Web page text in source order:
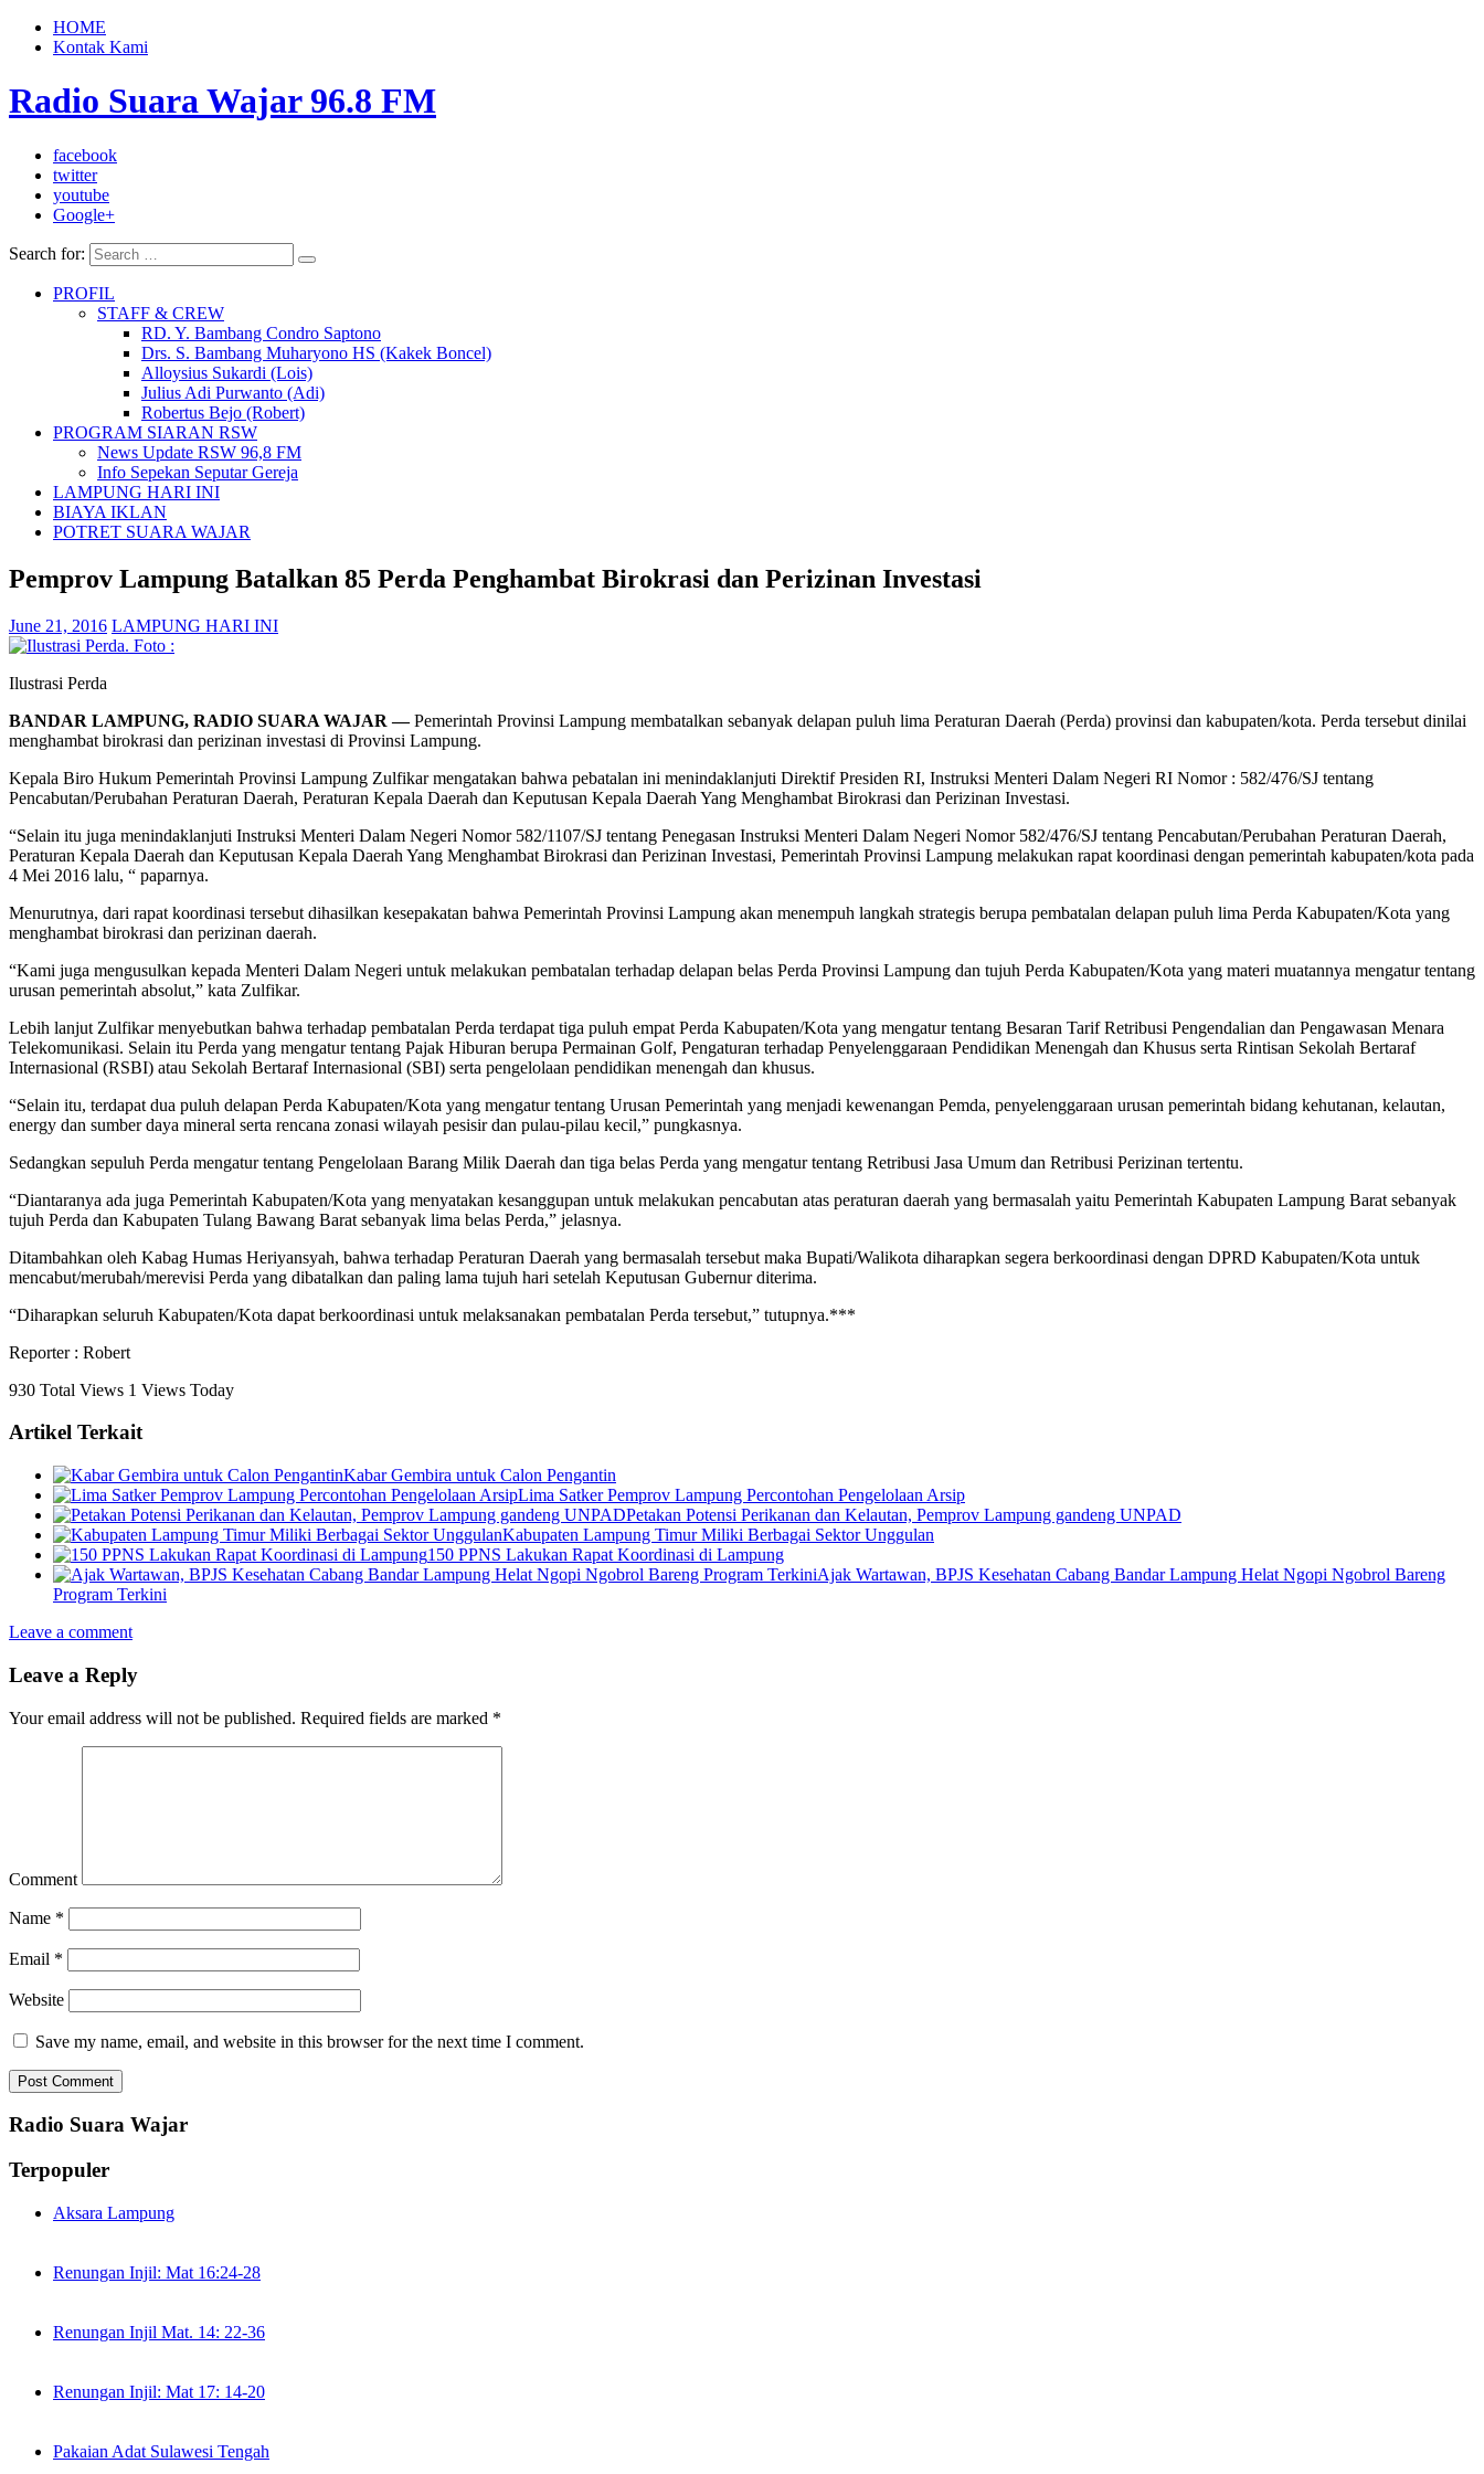
HOME
Kontak Kami
Radio Suara Wajar 96.8 FM
facebook
twitter
youtube
Google+
Search for:
PROFIL
STAFF & CREW
RD. Y. Bambang Condro Saptono
Drs. S. Bambang Muharyono HS (Kakek Boncel)
Alloysius Sukardi (Lois)
Julius Adi Purwanto (Adi)
Robertus Bejo (Robert)
PROGRAM SIARAN RSW
News Update RSW 96,8 FM
Info Sepekan Seputar Gereja
LAMPUNG HARI INI
BIAYA IKLAN
POTRET SUARA WAJAR
Pemprov Lampung Batalkan 85 Perda Penghambat Birokrasi dan Perizinan Investasi
June 21, 2016 LAMPUNG HARI INI
Ilustrasi Perda
BANDAR LAMPUNG, RADIO SUARA WAJAR —Pemerintah Provinsi Lampung membatalkan sebanyak delapan puluh lima Peraturan Daerah (Perda) provinsi dan kabupaten/kota. Perda tersebut dinilai
menghambat birokrasi dan perizinan investasi di Provinsi Lampung.
Kepala Biro Hukum Pemerintah Provinsi Lampung Zulfikar mengatakan bahwa pebatalan ini menindaklanjuti Direktif Presiden RI, Instruksi Menteri Dalam Negeri RI Nomor : 582/476/SJ tentang
Pencabutan/Perubahan Peraturan Daerah, Peraturan Kepala Daerah dan Keputusan Kepala Daerah Yang Menghambat Birokrasi dan Perizinan Investasi.
“Selain itu juga menindaklanjuti Instruksi Menteri Dalam Negeri Nomor 582/1107/SJ tentang Penegasan Instruksi Menteri Dalam Negeri Nomor 582/476/SJ tentang Pencabutan/Perubahan Peraturan Daerah,
Peraturan Kepala Daerah dan Keputusan Kepala Daerah Yang Menghambat Birokrasi dan Perizinan Investasi, Pemerintah Provinsi Lampung melakukan rapat koordinasi dengan pemerintah kabupaten/kota pada
4 Mei 2016 lalu, “ paparnya.
Menurutnya, dari rapat koordinasi tersebut dihasilkan kesepakatan bahwa Pemerintah Provinsi Lampung akan menempuh langkah strategis berupa pembatalan delapan puluh lima Perda Kabupaten/Kota yang
menghambat birokrasi dan perizinan daerah.
“Kami juga mengusulkan kepada Menteri Dalam Negeri untuk melakukan pembatalan terhadap delapan belas Perda Provinsi Lampung dan tujuh Perda Kabupaten/Kota yang materi muatannya mengatur tentang
urusan pemerintah absolut,” kata Zulfikar.
Lebih lanjut Zulfikar menyebutkan bahwa terhadap pembatalan Perda terdapat tiga puluh empat Perda Kabupaten/Kota yang mengatur tentang Besaran Tarif Retribusi Pengendalian dan Pengawasan Menara
Telekomunikasi. Selain itu Perda yang mengatur tentang Pajak Hiburan berupa Permainan Golf, Pengaturan terhadap Penyelenggaraan Pendidikan Menengah dan Khusus serta Rintisan Sekolah Bertaraf
Internasional (RSBI) atau Sekolah Bertaraf Internasional (SBI) serta pengelolaan pendidikan menengah dan khusus.
“Selain itu, terdapat dua puluh delapan Perda Kabupaten/Kota yang mengatur tentang Urusan Pemerintah yang menjadi kewenangan Pemda, penyelenggaraan urusan pemerintah bidang kehutanan, kelautan,
energy dan sumber daya mineral serta rencana zonasi wilayah pesisir dan pulau-pilau kecil,” pungkasnya.
Sedangkan sepuluh Perda mengatur tentang Pengelolaan Barang Milik Daerah dan tiga belas Perda yang mengatur tentang Retribusi Jasa Umum dan Retribusi Perizinan tertentu.
“Diantaranya ada juga Pemerintah Kabupaten/Kota yang menyatakan kesanggupan untuk melakukan pencabutan atas peraturan daerah yang bermasalah yaitu Pemerintah Kabupaten Lampung Barat sebanyak
tujuh Perda dan Kabupaten Tulang Bawang Barat sebanyak lima belas Perda,” jelasnya.
Ditambahkan oleh Kabag Humas Heriyansyah, bahwa terhadap Peraturan Daerah yang bermasalah tersebut maka Bupati/Walikota diharapkan segera berkoordinasi dengan DPRD Kabupaten/Kota untuk
mencabut/merubah/merevisi Perda yang dibatalkan dan paling lama tujuh hari setelah Keputusan Gubernur diterima.
“Diharapkan seluruh Kabupaten/Kota dapat berkoordinasi untuk melaksanakan pembatalan Perda tersebut,” tutupnya.***
Reporter : Robert
930 Total Views 1 Views Today
Artikel Terkait
Kabar Gembira untuk Calon Pengantin
Lima Satker Pemprov Lampung Percontohan Pengelolaan Arsip
Petakan Potensi Perikanan dan Kelautan, Pemprov Lampung gandeng UNPAD
Kabupaten Lampung Timur Miliki Berbagai Sektor Unggulan
150 PPNS Lakukan Rapat Koordinasi di Lampung
Ajak Wartawan, BPJS Kesehatan Cabang Bandar Lampung Helat Ngopi Ngobrol Bareng
Program Terkini
Leave a comment
Leave a Reply
Your email address will not be published. Required fields are marked *
Comment
Name *
Email *
Website
Save my name, email, and website in this browser for the next time I comment.
Radio Suara Wajar
Terpopuler
Aksara Lampung
Renungan Injil: Mat 16:24-28
Renungan Injil Mat. 14: 22-36
Renungan Injil: Mat 17: 14-20
Pakaian Adat Sulawesi Tengah